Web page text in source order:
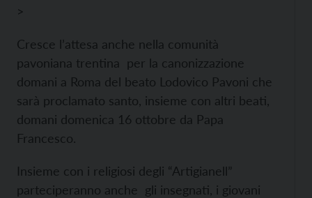
>
Cresce l’attesa anche nella comunità
pavoniana trentina per la canonizzazione
domani a Roma del beato Lodovico Pavoni che
sarà proclamato santo, insieme con altri beati,
domani domenica 16 ottobre da Papa
Francesco.
Insieme con i religiosi degli “Artigianell”
parteciperanno anche gli insegnati, i giovani